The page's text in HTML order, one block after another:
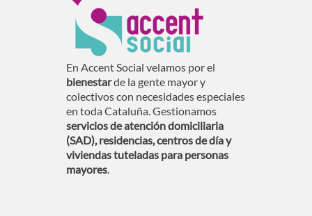
En Accent Social velamos por el
bienestarde la gente mayor y
colectivos con necesidades especiales
en toda Cataluña. Gestionamos
servicios de atención domiciliaria
(SAD), residencias, centros de día y
viviendas tuteladas para personas
mayores.